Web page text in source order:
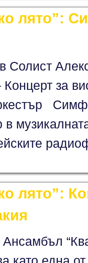
лято”:
Солист
за
лято”: